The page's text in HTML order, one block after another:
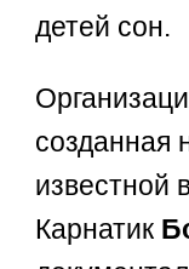
детей сон.
созданная
известной
Карнатик